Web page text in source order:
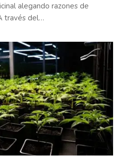
alegando razones de
través del…